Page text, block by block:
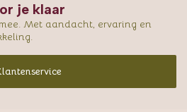
je klaar
Met aandacht, ervaring en